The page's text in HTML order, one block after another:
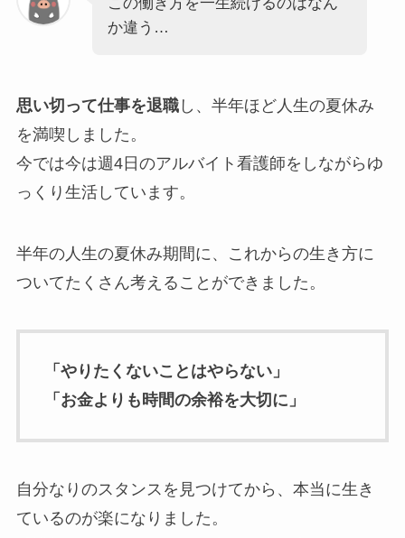
か違う…
思い切って仕事を退職し、半年ほど人生の夏休み
を満喫しました。
今では今は週4日のアルバイト看護師をしながらゆ
っくり生活しています。
半年の人生の夏休み期間に、これからの生き方に
ついてたくさん考えることができました。
「やりたくないことはやらない」
「お金よりも時間の余裕を大切に」
自分なりのスタンスを見つけてから、本当に生き
ているのが楽になりました。